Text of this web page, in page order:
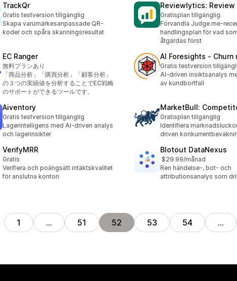
TrackQr
Gratis testversion tillgänglig
Skapa varumärkesanpassade QR-
koder och spåra skanningsresultat
Reviewlytics: Review
Gratisplan tillgänglig
Förvandla Judge.me-
handlingsplan för vad
åtgärdas först
EC Ranger
無料プランあり
「商品分析」「購買分析」「顧客分析」
の３つの実績値を分析することでEC戦略
のサポートができるツールです。
AI Foresights ‑ Churn
Gratis testversion
AI-driven insiktsanalys
av kundbortfall
Aiventory
Gratis testversion tillgänglig
Lagerintelligens med AI-driven analys
och lagerinsikter
MarketBull:
Gratisplan tillgänglig
Identifiera
driven
VerifyMRR
Gratis
Verifiera och poängsätt intäktskvalitet
för anslutna konton
Blotout DataNexus
$29.99/månad
Ren händelse-, bot- och
attributionsanalys som
1 … 51 52 53 54 …